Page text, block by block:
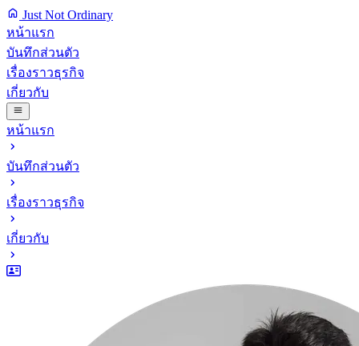
Just Not Ordinary
หน้าแรก
บันทึกส่วนตัว
เรื่องราวธุรกิจ
เกี่ยวกับ
หน้าแรก
บันทึกส่วนตัว
เรื่องราวธุรกิจ
เกี่ยวกับ